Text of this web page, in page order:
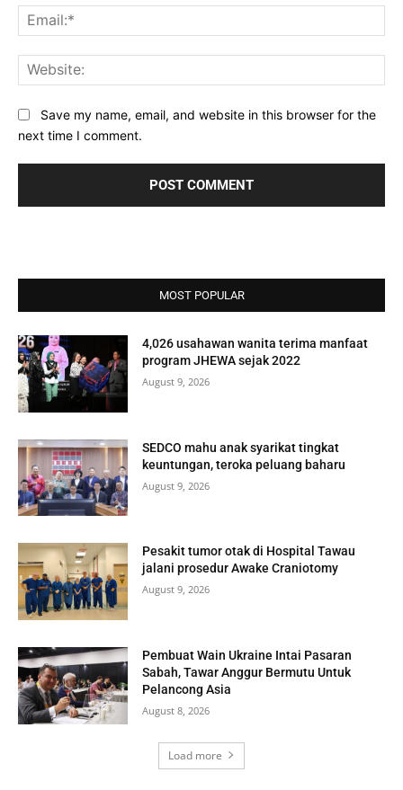
Save my name, email, and website in this browser for the
next time I comment.
MOST POPULAR
4,026 usahawan wanita terima manfaat
program JHEWA sejak 2022
August 9, 2026
SEDCO mahu anak syarikat tingkat
keuntungan, teroka peluang baharu
August 9, 2026
Pesakit tumor otak di Hospital Tawau
jalani prosedur Awake Craniotomy
August 9, 2026
Pembuat Wain Ukraine Intai Pasaran
Sabah, Tawar Anggur Bermutu Untuk
Pelancong Asia
August 8, 2026
Load more